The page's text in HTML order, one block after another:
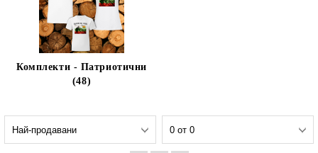
Комплекти - Патриотични
(48)